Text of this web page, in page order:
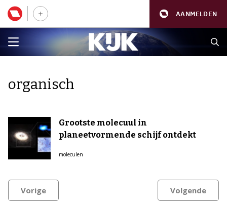
AANMELDEN
organisch
Grootste molecuul in
planeetvormende schijf ontdekt
moleculen
Vorige Volgende